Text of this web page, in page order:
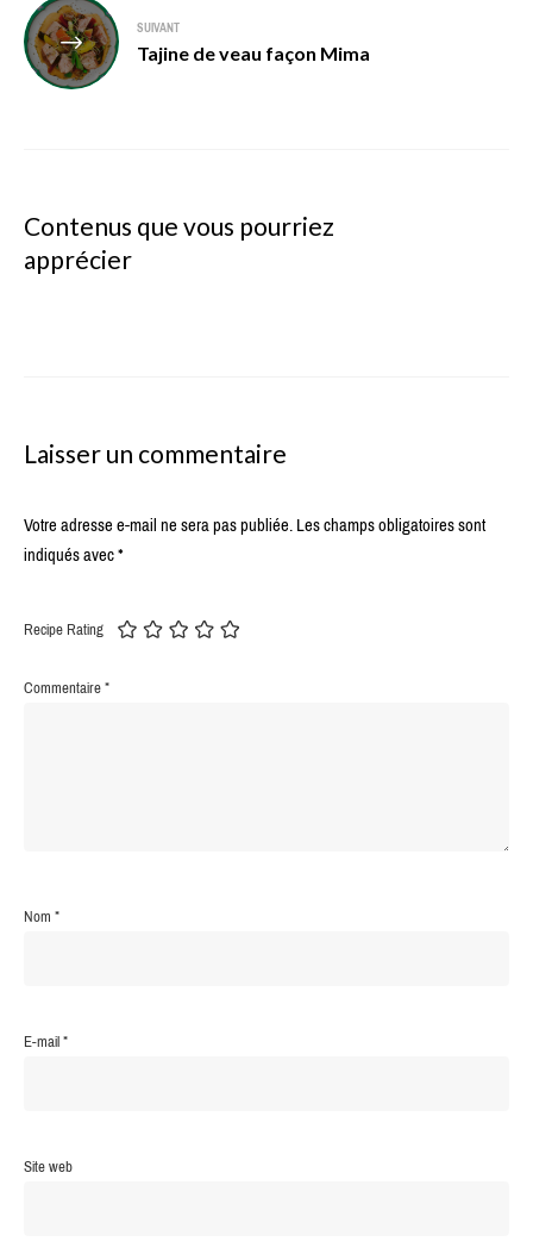
SUIVANT
Tajine de veau façon Mima
Contenus que vous pourriez
apprécier
Laisser un commentaire
Votre adresse e-mail ne sera pas publiée.Les champs obligatoires sont
indiqués avec*
Recipe Rating
Commentaire*
Nom*
E-mail*
Site web